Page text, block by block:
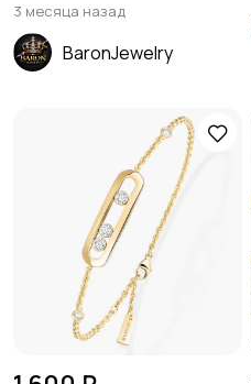
3 месяца назад
BaronJewelry